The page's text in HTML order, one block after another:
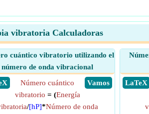
vibratoria Calculadoras
cuántico vibratorio utilizando el
número de onda vibracional
​ Vamos
Número cuántico
vibratorio = (Energía
/[hP]*Número de onda
​ LaTeX